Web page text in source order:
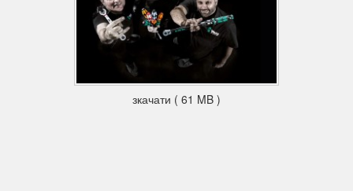
зкачати ( 61 MB )